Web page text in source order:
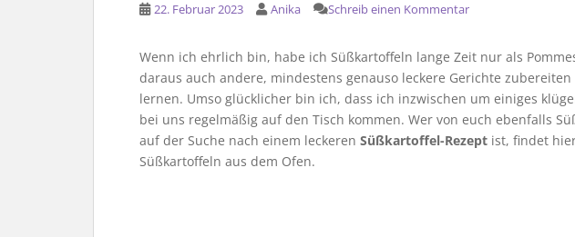
22. Februar 2023 Anika Schreib einen Kommentar
Wenn ich ehrlich bin, habe ich Süßkartoffeln lange Zeit nur als
daraus auch andere, mindestens genauso leckere Gerichte
lernen. Umso glücklicher bin ich, dass ich inzwischen um einiges
bei uns regelmäßig auf den Tisch kommen. Wer von euch ebenfalls
auf der Suche nach einem leckeren Süßkartoffel-Rezept ist, findet
Süßkartoffeln aus dem Ofen.